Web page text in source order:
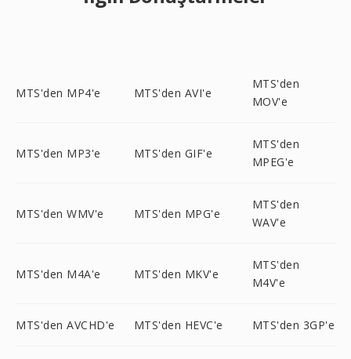
MTS'den MP4'e MTS'den AVI'e
MTS'den
MOV'e
MTS'den MP3'e MTS'den GIF'e
MTS'den
MPEG'e
MTS'den WMV'e MTS'den MPG'e
MTS'den
WAV'e
MTS'den M4A'e MTS'den MKV'e
MTS'den
M4V'e
MTS'den AVCHD'e MTS'den HEVC'e MTS'den 3GP'e